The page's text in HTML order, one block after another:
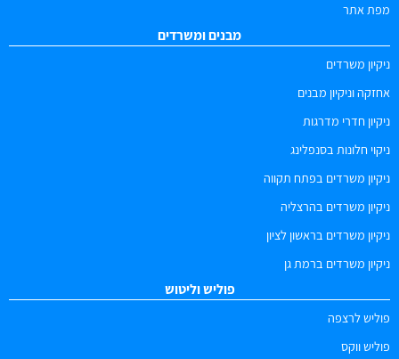
מפת אתר
מבנים ומשרדים
ניקיון משרדים
אחזקה וניקיון מבנים
ניקיון חדרי מדרגות
ניקוי חלונות בסנפלינג
ניקיון משרדים בפתח תקווה
ניקיון משרדים בהרצליה
ניקיון משרדים בראשון לציון
ניקיון משרדים ברמת גן
פוליש וליטוש
פוליש לרצפה
פוליש ווקס